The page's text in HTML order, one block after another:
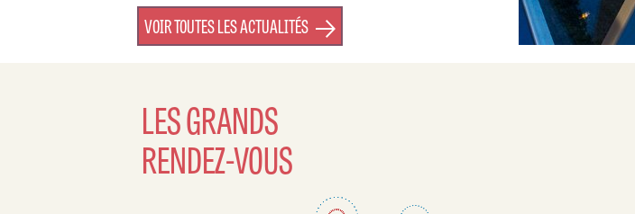
VOIR TOUTES LES ACTUALITÉS
LES GRANDS
RENDEZ-VOUS